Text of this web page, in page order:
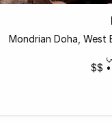
Mondrian Doha, West